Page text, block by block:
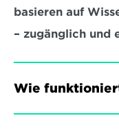
basieren auf
– zugänglich und
Wie